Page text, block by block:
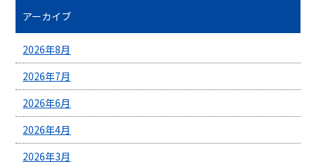
アーカイブ
2026年8月
2026年7月
2026年6月
2026年4月
2026年3月